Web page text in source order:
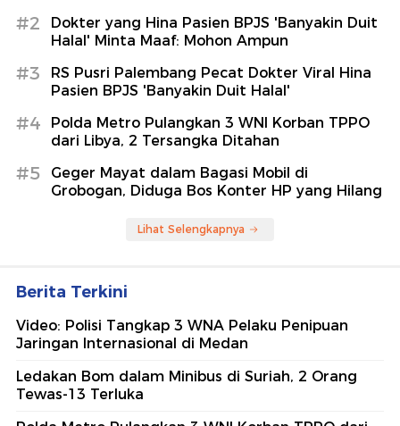
#2
Dokter yang Hina Pasien BPJS 'Banyakin Duit
Halal' Minta Maaf: Mohon Ampun
#3
RS Pusri Palembang Pecat Dokter Viral Hina
Pasien BPJS 'Banyakin Duit Halal'
#4
Polda Metro Pulangkan 3 WNI Korban TPPO
dari Libya, 2 Tersangka Ditahan
#5
Geger Mayat dalam Bagasi Mobil di
Grobogan, Diduga Bos Konter HP yang Hilang
Lihat Selengkapnya
Berita Terkini
Video: Polisi Tangkap 3 WNA Pelaku Penipuan
Jaringan Internasional di Medan
Ledakan Bom dalam Minibus di Suriah, 2 Orang
Tewas-13 Terluka